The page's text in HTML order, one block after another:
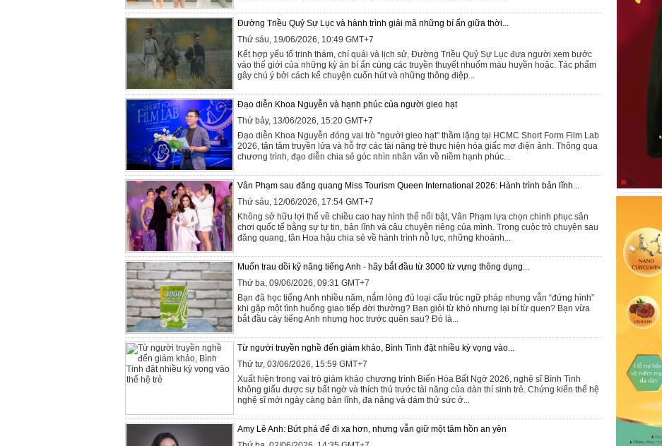
Đường Triều Quỷ Sự Lục và hành trình giải mã những bí ẩn giữa thời...
Thứ sáu, 19/06/2026, 10:49 GMT+7
Kết hợp yếu tố trinh thám, chí quái và lịch sử, Đường Triều Quỷ Sự Lục đưa người xem bước
vào thế giới của những kỳ án bí ẩn cùng các truyền thuyết nhuốm màu huyền hoặc. Tác phẩm
gây chú ý bởi cách kể chuyện cuốn hút và những thông điệp...
Đạo diễn Khoa Nguyễn và hạnh phúc của người gieo hạt
Thứ bảy, 13/06/2026, 15:20 GMT+7
Đạo diễn Khoa Nguyễn đóng vai trò "người gieo hạt" thầm lặng tại HCMC Short Form Film Lab
2026, tận tâm truyền lửa và hỗ trợ các tài năng trẻ thực hiện hóa giấc mơ điện ảnh. Thông qua
chương trình, đạo diễn chia sẻ góc nhìn nhân văn về niềm hạnh phúc...
Vân Phạm sau đăng quang Miss Tourism Queen International 2026: Hành trình bản lĩnh...
Thứ sáu, 12/06/2026, 17:54 GMT+7
Không sở hữu lợi thế về chiều cao hay hình thể nổi bật, Vân Phạm lựa chọn chinh phục sân
chơi quốc tế bằng sự tự tin, bản lĩnh và câu chuyện riêng của mình. Trong cuộc trò chuyện sau
đăng quang, tân Hoa hậu chia sẻ về hành trình nỗ lực, những khoảnh...
Muốn trau dồi kỹ năng tiếng Anh - hãy bắt đầu từ 3000 từ vựng thông dụng...
Thứ ba, 09/06/2026, 09:31 GMT+7
Bạn đã học tiếng Anh nhiều năm, nắm lòng đủ loại cấu trúc ngữ pháp nhưng vẫn “đứng hình”
khi gặp một tình huống giao tiếp đời thường? Bạn giỏi từ khó nhưng lại bí từ quen? Bạn vừa
bắt đầu cày tiếng Anh nhưng học trước quên sau? Đó là...
Từ người truyền nghề đến giám khảo, Bình Tinh đặt nhiều kỳ vọng vào...
Thứ tư, 03/06/2026, 15:59 GMT+7
Xuất hiện trong vai trò giám khảo chương trình Biến Hóa Bất Ngờ 2026, nghệ sĩ Bình Tinh
không giấu được sự bất ngờ và thích thú trước tài năng của dàn thí sinh trẻ. Chứng kiến thế hệ
nghệ sĩ mới ngày càng bản lĩnh, đa năng và dám thử sức ở...
Amy Lê Anh: Bứt phá để đi xa hơn, nhưng vẫn giữ một tâm hồn an yên